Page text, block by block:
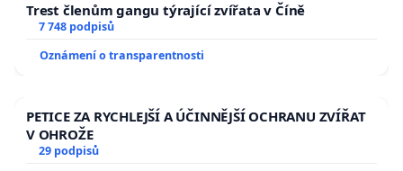
Trest členům gangu týrající zvířata v Číně
7 748 podpisů
Oznámení o transparentnosti
PETICE ZA RYCHLEJŠÍ A ÚČINNĚJŠÍ OCHRANU ZVÍŘAT
V OHROŽE
29 podpisů